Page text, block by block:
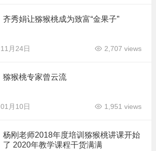
齐秀娟让猕猴桃成为致富“金果子”
11月24日 2,707 views
猕猴桃专家曾云流
01月10日 1,951 views
杨刚老师2018年度培训猕猴桃讲课开始
了 2020年教学课程干货满满